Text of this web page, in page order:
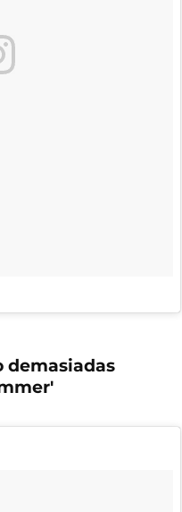
demasiadas